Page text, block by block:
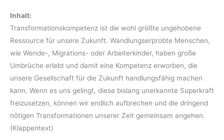
Inhalt:
Transformationskompetenz ist die wohl größte ungehobene
Ressource für unsere Zukunft. Wandlungserprobte Menschen,
wie Wende-, Migrations- oder Arbeiterkinder, haben große
Umbrüche erlebt und damit eine Kompetenz erworben, die
unsere Gesellschaft für die Zukunft handlungsfähig machen
kann. Wenn es uns gelingt, diese bislang unerkannte Superkraft
freizusetzen, können wir endlich aufbrechen und die dringend
nötigen Transformationen unserer Zeit gemeinsam angehen.
(Klappentext)